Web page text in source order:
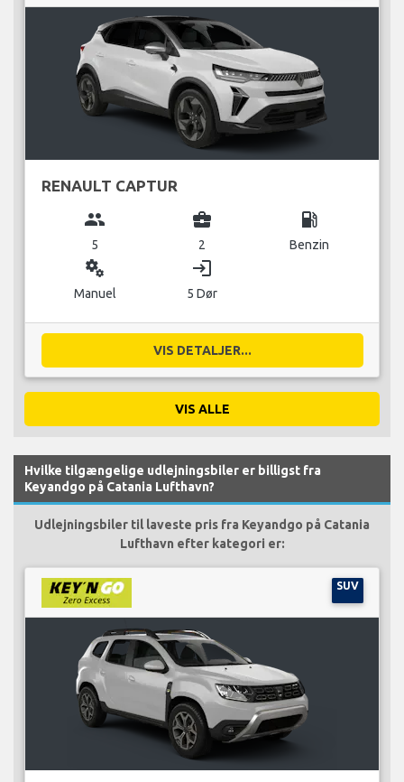
RENAULT CAPTUR
group
5
business_center
2
local_gas_station
Benzin
miscellaneous_services
Manuel
login
5 Dør
VIS DETALJER...
VIS ALLE
Hvilke tilgængelige udlejningsbiler er billigst fra
Keyandgo på Catania Lufthavn?
Udlejningsbiler til laveste pris fra Keyandgo på Catania
Lufthavn efter kategori er:
SUV